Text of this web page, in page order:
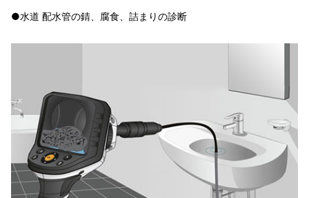
●水道 配水管の錆、腐食、詰まりの診断